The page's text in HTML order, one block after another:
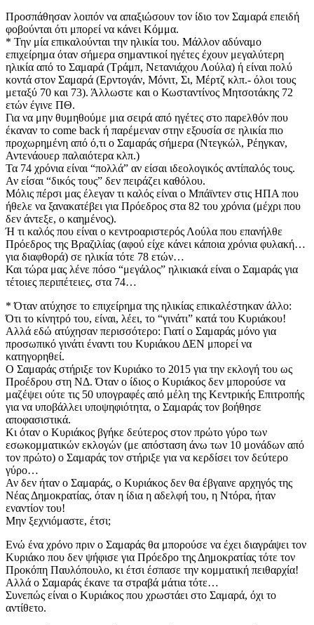
Προσπάθησαν λοιπόν να απαξιώσουν τον ίδιο τον Σαμαρά επειδή
φοβούνται ότι μπορεί να κάνει Κόμμα.
* Την μία επικαλούνται την ηλικία του. Μάλλον αδύναμο
επιχείρημα όταν σήμερα σημαντικοί ηγέτες έχουν μεγαλύτερη
ηλικία από το Σαμαρά (Τράμπ, Νετανιάχου Λούλα) ή είναι πολύ
κοντά στον Σαμαρά (Ερντογάν, Μόνιτ, Σι, Μέρτζ κλπ.- όλοι τους
μεταξύ 70 και 73). Άλλωστε και ο Κωσταντίνος Μητσοτάκης 72
ετών έγινε ΠΘ.
Για να μην θυμηθούμε μια σειρά από ηγέτες στο παρελθόν που
έκαναν το come back ή παρέμεναν στην εξουσία σε ηλικία πιο
προχωρημένη από ό,τι ο Σαμαράς σήμερα (Ντεγκώλ, Ρέηγκαν,
Αντενάουερ παλαιότερα κλπ.)
Τα 74 χρόνια είναι “πολλά” αν είσαι ιδεολογικός αντίπαλός τους.
Αν είσαι “δικός τους” δεν πειράζει καθόλου.
Μόλις πέρσι μας έλεγαν τι καλός είναι ο Μπάϊντεν στις ΗΠΑ που
ήθελε να ξανακατέβει για Πρόεδρος στα 82 του χρόνια (μέχρι που
δεν άντεξε, ο καημένος).
Ή τι καλός που είναι ο κεντροαριστερός Λούλα που επανήλθε
Πρόεδρος της Βραζιλίας (αφού είχε κάνει κάποια χρόνια φυλακή…
για διαφθορά) σε ηλικία τότε 78 ετών…
Και τώρα μας λένε πόσο “μεγάλος” ηλικιακά είναι ο Σαμαράς για
τέτοιες περιπέτειες, στα 74…
* Όταν ατύχησε το επιχείρημα της ηλικίας επικαλέστηκαν άλλο:
Ότι το κίνητρό του, είναι, λέει, το “γινάτι” κατά του Κυριάκου!
Αλλά εδώ ατύχησαν περισσότερο: Γιατί ο Σαμαράς μόνο για
προσωπικό γινάτι έναντι του Κυριάκου ΔΕΝ μπορεί να
κατηγορηθεί.
Ο Σαμαράς στήριξε τον Κυριάκο το 2015 για την εκλογή του ως
Προέδρου στη ΝΔ. Όταν ο ίδιος ο Κυριάκος δεν μπορούσε να
μαζέψει ούτε τις 50 υπογραφές από μέλη της Κεντρικής Επιτροπής
για να υποβάλλει υποψηφιότητα, ο Σαμαράς τον βοήθησε
αποφασιστικά.
Κι όταν ο Κυριάκος βγήκε δεύτερος στον πρώτο γύρο των
εσωκομματικών εκλογών (με απόσταση άνω των 10 μονάδων από
τον πρώτο) ο Σαμαράς τον στήριξε για να κερδίσει τον δεύτερο
γύρο…
Αν δεν ήταν ο Σαμαράς, ο Κυριάκος δεν θα έβγαινε αρχηγός της
Νέας Δημοκρατίας, όταν η ίδια η αδελφή του, η Ντόρα, ήταν
εναντίον του!
Μην ξεχνιόμαστε, έτσι;
Ενώ ένα χρόνο πριν ο Σαμαράς θα μπορούσε να έχει διαγράψει τον
Κυριάκο που δεν ψήφισε για Πρόεδρο της Δημοκρατίας τότε τον
Προκόπη Παυλόπουλο, κι έτσι έσπασε την κομματική πειθαρχία!
Αλλά ο Σαμαράς έκανε τα στραβά μάτια τότε…
Συνεπώς είναι ο Κυριάκος που χρωστάει στο Σαμαρά, όχι το
αντίθετο.